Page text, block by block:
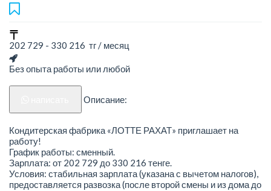
202 729 - 330 216 тг / месяц
Без опыта работы или любой
Описание:
Кондитерская фабрика «ЛОТТЕ РАХАТ» приглашает на
работу!
График работы: сменный.
Зарплата: от 202 729 до 330 216 тенге.
Условия: стабильная зарплата (указана с вычетом налогов),
предоставляется развозка (после второй смены и из дома до